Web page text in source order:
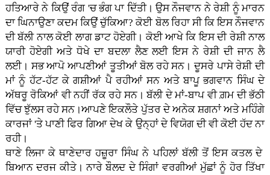
ਹਤਿਆਰੇ ਨੇ ਕਿਉਂ ਰੰਗ 'ਚ ਭੰਗ ਪਾ ਦਿੱਤੀ। ਉਸ ਨੌਜਵਾਨ ਨੇ ਰੇਸ਼ੀ ਨੂੰ ਮਾਰਨ
ਦਾ ਘਿਨਾਉਣਾ ਕਦਮ ਕਿਉਂ ਚੁੱਕਿਆ? ਕੋਈ ਬੋਲ ਰਿਹਾ ਸੀ ਕਿ ਇਸ ਨੌਜਵਾਨ
ਦੀ ਬੱਲੀ ਨਾਲ ਕੋਈ ਲਾਗ ਡਾਟ ਹੋਏਗੀ। ਕੋਈ ਆਖੇ ਕਿ ਇਸ ਦੀ ਰੇਸ਼ੀ ਨਾਲ
ਯਾਰੀ ਹੋਏਗੀ ਅਤੇ ਧੋਖੇ ਦਾ ਬਦਲਾ ਲੈਣ ਲਈ ਇਸ ਨੇ ਰੇਸ਼ੀ ਦੀ ਜਾਨ ਲੈ
ਲਈ। ਸਭ ਆਪੋ ਆਪਣੀਆਂ ਤੂਤੀਆਂ ਬੋਲ ਰਹੇ ਸਨ। ਦੂਸਰੇ ਪਾਸੇ ਰੇਸ਼ੀ ਦੀ
ਮਾਂ ਨੂੰ ਹੱਟ-ਹੱਟ ਕੇ ਗਸ਼ੀਆਂ ਪੈ ਰਹੀਆਂ ਸਨ ਅਤੇ ਬਾਪੂ ਭਗਵਾਨ ਸਿੰਘ ਦੇ
ਅੱਥਰੂ ਰੋਕਿਆਂ ਵੀ ਨਹੀਂ ਰੱਕ ਰਹੇ ਸਨ। ਬੱਲੀ ਦੇ ਮਾਂ-ਬਾਪ ਵੀ ਗ਼ਮ ਦੀ ਭੱਠੀ
ਵਿੱਚ ਝੁੱਲਸ ਰਹੇ ਸਨ।ਆਪਣੇ ਇਕਲੌਤੇ ਪੁੱਤਰ ਦੇ ਅਨੇਕ ਸ਼ਗਨਾਂ ਅਤੇ ਮਹਿੰਗੇ
ਕਾਰਜਾਂ 'ਤੇ ਪਾਣੀ ਫਿਰ ਗਿਆ ਦੇਖ ਕੇ ਉਨ੍ਹਾਂ ਦੇ ਵਿਯੋਗ ਦੀ ਵੀ ਕੋਈ ਹੱਦ ਨਾ
ਰਹੀ।
ਥਾਣੇ ਲਿਜਾ ਕੇ ਥਾਣੇਦਾਰ ਹਜ਼ੂਰਾ ਸਿੰਘ ਨੇ ਪਹਿਲਾਂ ਬੱਲੀ ਤੋਂ ਇਸ ਕਤਲ ਦੇ
ਬਿਆਨ ਦਰਜ ਕੀਤੇ। ਨਾਰੇ ਬੌਲਦ ਦੇ ਸਿੰਗਾਂ ਵਰਗੀਆਂ ਮੁੱਛਾਂ ਨੂੰ ਹੋਰ ਤਿੱਖਾ